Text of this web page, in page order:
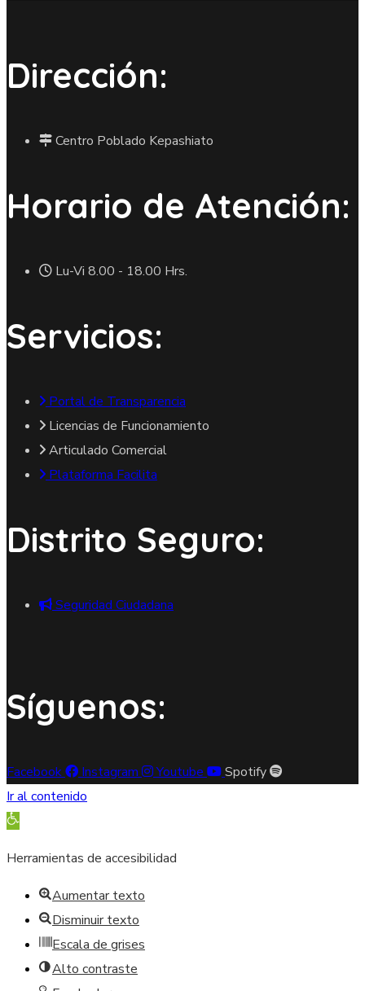
Dirección:
Centro Poblado Kepashiato
Horario de Atención:
Lu-Vi 8.00 - 18.00 Hrs.
Servicios:
Portal de Transparencia
Licencias de Funcionamiento
Articulado Comercial
Plataforma Facilita
Distrito Seguro:
Seguridad Ciudadana
Síguenos:
Facebook Instagram Youtube
Spotify
Ir al contenido
Abrir barra de herramientas
Herramientas de accesibilidad
Aumentar texto
Disminuir texto
Escala de grises
Alto contraste